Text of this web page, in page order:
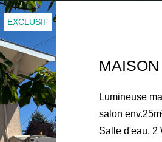
EXCLUSIF
Lumineuse
salon
Salle d'eau, 2